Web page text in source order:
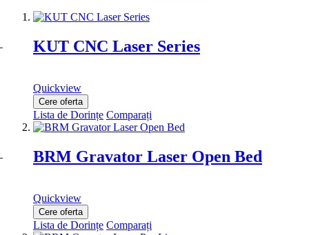
KUT CNC Laser Series
Quickview
Cere oferta
Lista de Dorințe Comparați
BRM Gravator Laser Open Bed
Quickview
Cere oferta
Lista de Dorințe Comparați